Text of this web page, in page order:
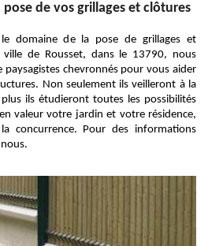
de vos grillages et clôtures
domaine de la pose de grillages et
de Rousset, dans le 13790, nous
chevronnés pour vous aider
Non seulement ils veilleront à la
ils étudieront toutes les possibilités
valeur votre jardin et votre résidence,
concurrence. Pour des informations